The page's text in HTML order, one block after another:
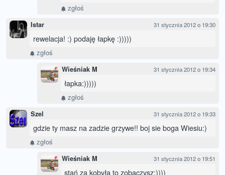
zgłoś
Istar 31 stycznia 2012 o 19:30
rewelacja! :) podaję łapkę :)))))
zgłoś
Wieśniak M 31 stycznia 2012 o 19:34
łapka:)))))
zgłoś
Szel 31 stycznia 2012 o 19:33
gdzie ty masz na zadzie grzywe!! boj sie boga Wiesiu:)
zgłoś
Wieśniak M 31 stycznia 2012 o 19:51
stań za kobyłą to zobaczysz;))))